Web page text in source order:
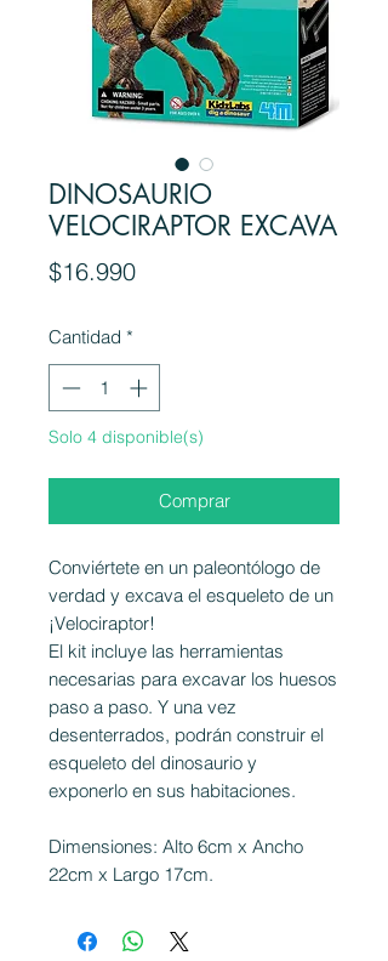
DINOSAURIO
VELOCIRAPTOR EXCAVA
$16.990Precio
Cantidad *
Solo 4 disponible(s)
Comprar
Conviértete en un paleontólogo de
verdad y excava el esqueleto de un
¡Velociraptor!
El kit incluye las herramientas
necesarias para excavar los huesos
paso a paso. Y una vez
desenterrados, podrán construir el
esqueleto del dinosaurio y
exponerlo en sus habitaciones.
Dimensiones: Alto 6cm x Ancho
22cm x Largo 17cm.